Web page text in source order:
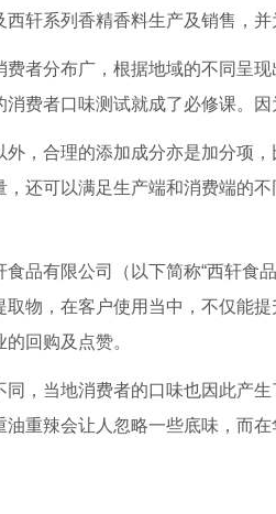
轩系列香精香料生产及销售，
者分布广，根据地域的不同呈
费者口味测试就成了必修课。
，合理的添加成分亦是加分项
还可以满足生产端和消费端的
品有限公司（以下简称“西轩食
物，在客户使用当中，不仅能
回购及点赞。
，当地消费者的口味也因此产
重辣会让人忽略一些底味，而